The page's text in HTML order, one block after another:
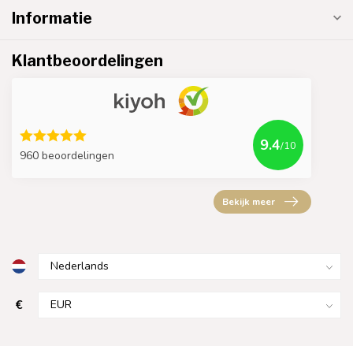
Informatie
Klantbeoordelingen
960 beoordelingen
9.4/10
Bekijk meer
€